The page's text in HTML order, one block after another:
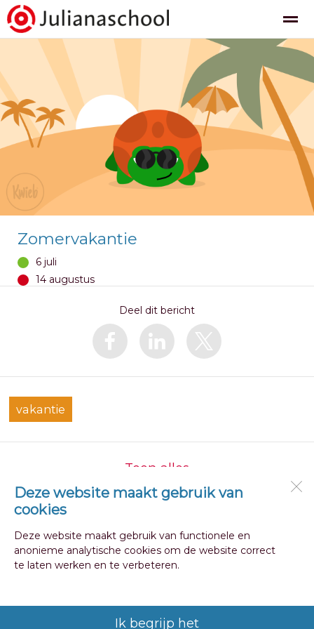
Nieuws Pagina's Foto's
Deze website maakt gebruik van
cookies
Deze website maakt gebruik van functionele en
anonieme analytische cookies om de website correct
te laten werken en te verbeteren.
Ik begrijp het
Zomervakantie
6 juli
14 augustus
Deel dit bericht
vakantie
Toon alles
Julianalaan 2
1741 CL Schagen